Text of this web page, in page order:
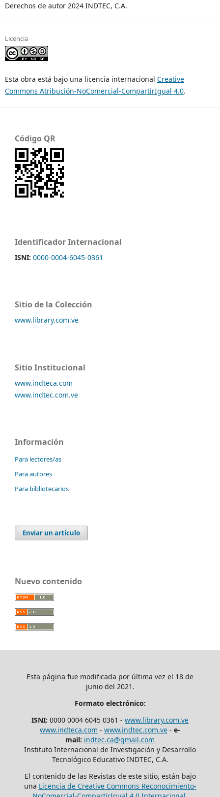
Derechos de autor 2024 INDTEC, C.A.
Licencia
Esta obra está bajo una licencia internacional Creative
Commons Atribución-NoComercial-CompartirIgual 4.0.
Código QR
Identificador Internacional
ISNI: 0000-0004-6045-0361
Sitio de la Colección
www.library.com.ve
Sitio Institucional
www.indteca.com
www.indtec.com.ve
Información
Para lectores/as
Para autores
Para bibliotecarios
Enviar un artículo
Nuevo contenido
Esta página fue modificada por última vez el 18 de
junio del 2021.
Formato electrónico:
ISNI: 0000 0004 6045 0361 - www.library.com.ve
www.indteca.com - www.indtec.com.ve - e-
mail: indtec.ca@gmail.com
Instituto Internacional de Investigación y Desarrollo
Tecnológico Educativo INDTEC, C.A.
El contenido de las Revistas de este sitio, están bajo
una Licencia de Creative Commons Reconocimiento-